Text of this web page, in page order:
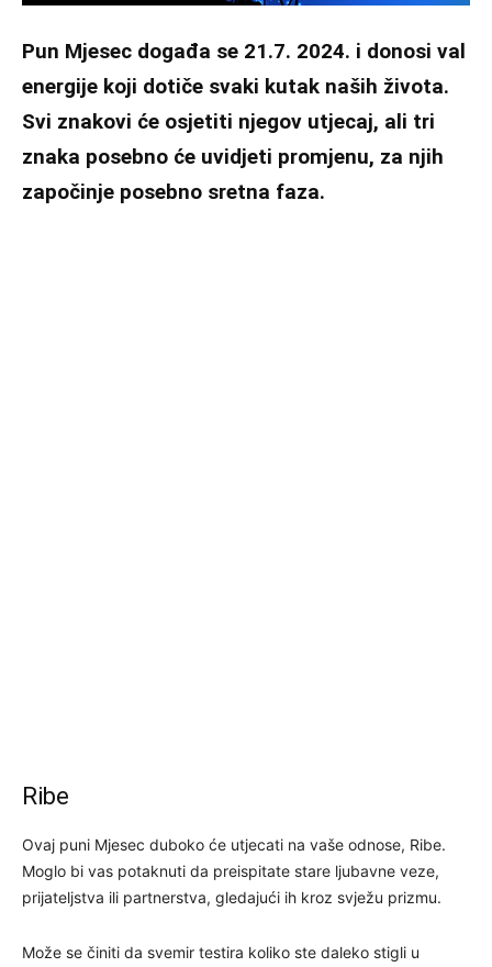
Pun Mjesec događa se 21.7. 2024. i donosi val
energije koji dotiče svaki kutak naših života.
Svi znakovi će osjetiti njegov utjecaj, ali tri
znaka posebno će uvidjeti promjenu, za njih
započinje posebno sretna faza.
Ribe
Ovaj puni Mjesec duboko će utjecati na vaše odnose, Ribe.
Moglo bi vas potaknuti da preispitate stare ljubavne veze,
prijateljstva ili partnerstva, gledajući ih kroz svježu prizmu.
Može se činiti da svemir testira koliko ste daleko stigli u